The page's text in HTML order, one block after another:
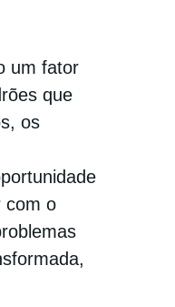
um fator
que
os
com o